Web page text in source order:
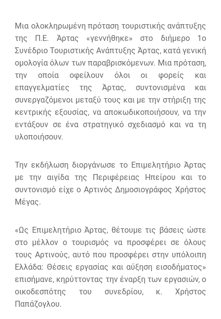
Μια ολοκληρωμένη πρόταση τουριστικής ανάπτυξης
της Π.Ε. Άρτας «γεννήθηκε» στο διήμερο 1ο
Συνέδριο Τουριστικής Ανάπτυξης Άρτας, κατά γενική
ομολογία όλων των παραβρισκόμενων. Μια πρόταση,
την οποία οφείλουν όλοι οι φορείς και
επαγγελματίες της Άρτας, συντονισμένα και
συνεργαζόμενοι μεταξύ τους και με την στήριξη της
κεντρικής εξουσίας, να αποκωδικοποιήσουν, να την
εντάξουν σε ένα στρατηγικό σχεδιασμό και να τη
υλοποιήσουν.
Την εκδήλωση διοργάνωσε το Επιμελητήριο Άρτας
με την αιγίδα της Περιφέρειας Ηπείρου και το
συντονισμό είχε ο Αρτινός Δημοσιογράφος Χρήστος
Μέγας.
«Ως Επιμελητήριο Άρτας, θέτουμε τις βάσεις ώστε
στο μέλλον ο τουρισμός να προσφέρει σε όλους
τους Αρτινούς, αυτό που προσφέρει στην υπόλοιπη
Ελλάδα: Θέσεις εργασίας και αύξηση εισοδήματος»
επισήμανε, κηρύττοντας την έναρξη των εργασιών, ο
οικοδεσπότης του συνεδρίου, κ. Χρήστος
Παπάζογλου.